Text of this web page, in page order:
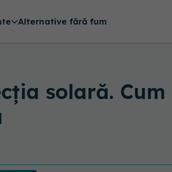
Alternative fără fum
solară. Cum